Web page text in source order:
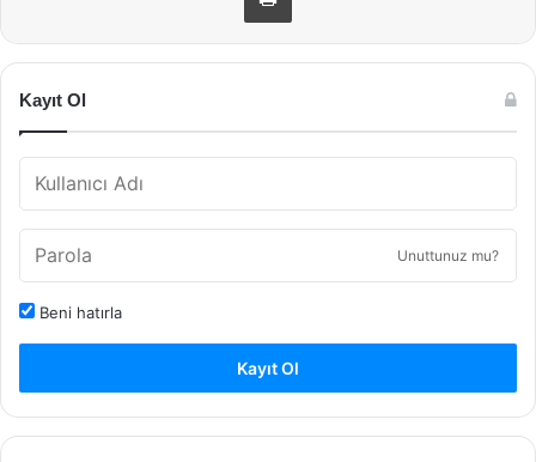
Kayıt Ol
Unuttunuz mu?
Beni hatırla
Kayıt Ol